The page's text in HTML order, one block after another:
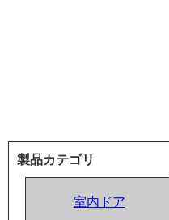
製品カテゴリ
室内ドア